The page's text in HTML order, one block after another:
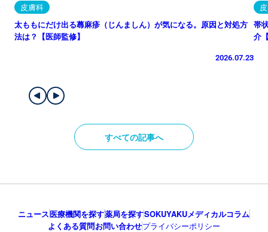
皮膚科
太ももにだけ出る蕁麻疹（じんましん）が気になる。原因と対処方
法は？【医師監修】
2026.07.23
帯
介
すべての記事へ
ニュース医療機関を探す薬局を探すSOKUYAKUメディカルコラム
よくある質問お問い合わせプライバシーポリシー